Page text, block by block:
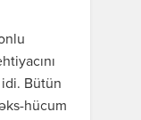
Bütün
hücum